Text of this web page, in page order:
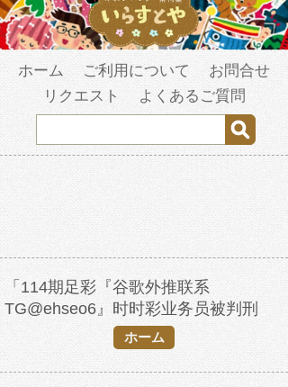
ホーム ご利用について
お問合せ
リクエスト
よくあるご質問
「114期足彩『谷歌外推联系
TG@ehseo6』时时彩业务员被判刑
2023年2月1日5时9分14秒.ph5tvtp55」
の検索結果
ホーム